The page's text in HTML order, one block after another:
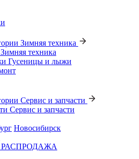
Зимняя техника
Зимняя техника
Гусеницы и лыжи
Сервис и запчасти
Сервис и запчасти
Новосибирск
РАСПРОДАЖА